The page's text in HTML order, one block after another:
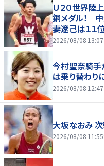
Ｕ２０世界陸
銅メダル！
妻遼己は１１
2026/08/08 13:07
今村聖奈騎
は乗り替わ
2026/08/08 12:47
大坂なおみ
2026/08/08 11:55